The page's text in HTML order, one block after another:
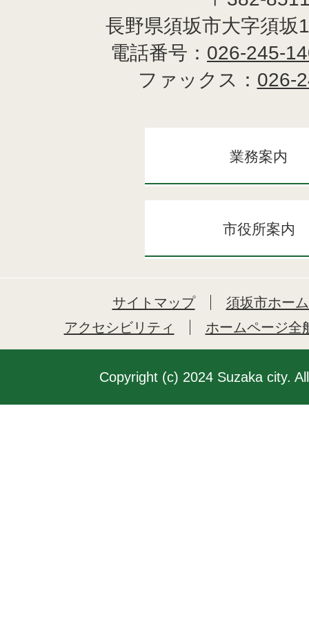
長野県須坂市大字須坂
電話番号： 026-245-
ファックス： 026-
業務案内
市役所案内
サイトマップ
須坂市ホー
アクセシビリティ
ホームページ全
Copyright (c) 2024 Suzaka city.